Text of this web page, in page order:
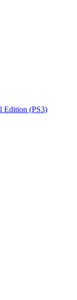
Edition (PS3)